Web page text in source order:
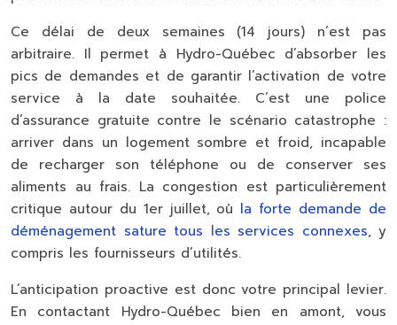
Ce délai de deux semaines (14 jours) n’est pas
arbitraire. Il permet à Hydro-Québec d’absorber les
pics de demandes et de garantir l’activation de votre
service à la date souhaitée. C’est une police
d’assurance gratuite contre le scénario catastrophe :
arriver dans un logement sombre et froid, incapable
de recharger son téléphone ou de conserver ses
aliments au frais. La congestion est particulièrement
critique autour du 1er juillet, où la forte demande de
déménagement sature tous les services connexes, y
compris les fournisseurs d’utilités.
L’anticipation proactive est donc votre principal levier.
En contactant Hydro-Québec bien en amont, vous